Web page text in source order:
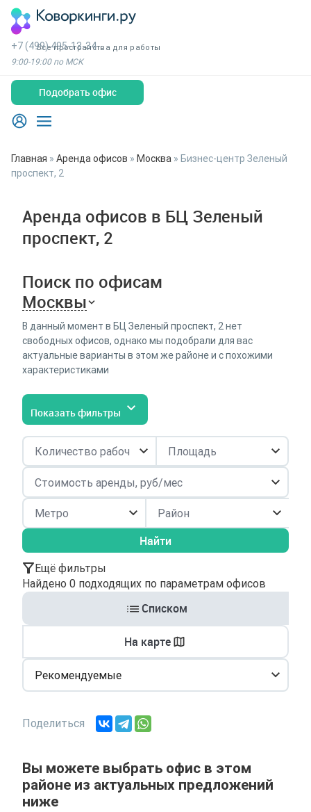
Все пространства для работы
+7 (499) 495-13-34
9:00-19:00 по МСК
Подобрать офис
Главная » Аренда офисов » Москва » Бизнес-центр Зеленый
проспект, 2
Аренда офисов в БЦ Зеленый
проспект, 2
Поиск по офисам
Москвы
В данный момент в БЦ Зеленый проспект, 2 нет
свободных офисов, однако мы подобрали для вас
актуальные варианты в этом же районе и с похожими
характеристиками
Показать фильтры
Район
Найти
Ещё фильтры
Найдено 0 подходящих по параметрам офисов
Списком
На карте
Рекомендуемые
Поделиться
Вы можете выбрать офис в этом
районе из актуальных предложений
ниже